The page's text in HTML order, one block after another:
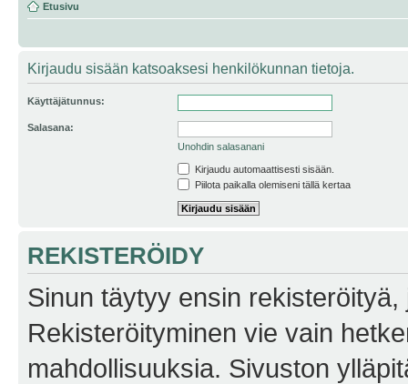
Etusivu
Kirjaudu sisään katsoaksesi henkilökunnan tietoja.
Käyttäjätunnus:
Salasana:
Unohdin salasanani
Kirjaudu automaattisesti sisään.
Piilota paikalla olemiseni tällä kertaa
REKISTERÖIDY
Sinun täytyy ensin
Rekisteröityminen vie vain
mahdollisuuksia. Sivuston